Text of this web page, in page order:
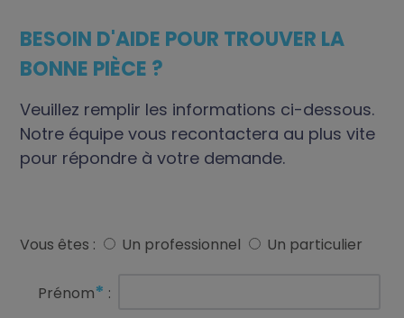
BESOIN D'AIDE POUR TROUVER LA
BONNE PIÈCE ?
Veuillez remplir les informations ci-dessous.
Notre équipe vous recontactera au plus vite
pour répondre à votre demande.
Vous êtes : Un professionnel Un particulier
Prénom* :